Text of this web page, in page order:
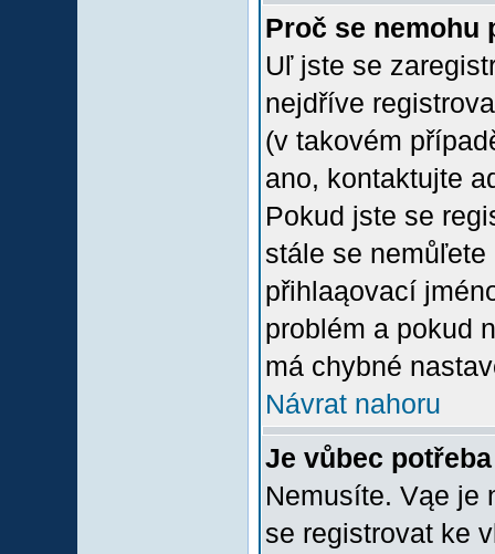
Proč se nemohu
Uľ jste se
nejdříve
(v takovém
ano, kontaktujte
Pokud jste se
stále se
přihlaąovací
problém a pokud
má chybné
Návrat nahoru
Je vůbec
Nemusíte. Vąe je
se registrovat ke